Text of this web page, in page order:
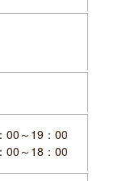
00～19：00
～18：00